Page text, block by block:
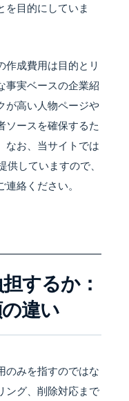
を目的にしていま
成費用は目的とリ
事実ベースの企業紹
が高い人物ページや
ソースを確保するた
なお、当サイトでは
供していますので、
絡ください。
するか：
違い
のみを指すのではな
ング、削除対応まで